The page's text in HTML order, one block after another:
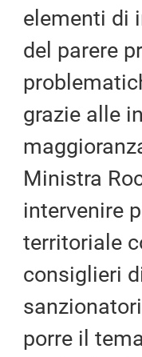
elementi di
del parere
grazie alle
Ministra
intervenire
territoriale
consiglieri
porre il